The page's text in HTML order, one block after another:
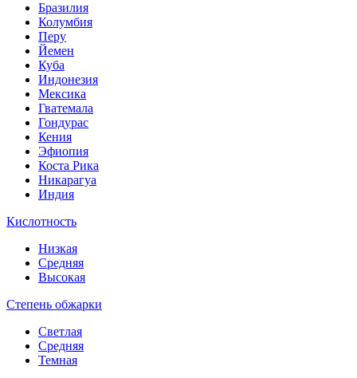
Бразилия
Колумбия
Перу
Йемен
Куба
Индонезия
Мексика
Гватемала
Гондурас
Кения
Эфиопия
Коста Рика
Никарагуа
Индия
Кислотность
Низкая
Средняя
Высокая
Степень обжарки
Светлая
Средняя
Темная